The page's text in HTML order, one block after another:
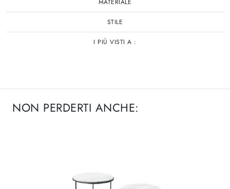
MATERIALE
STILE
I PIÙ VISTI A :
NON PERDERTI ANCHE: